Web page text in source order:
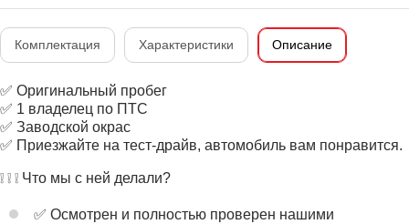
Комплектация Характеристики Описание
✅ Оригинальный пробег
✅ 1 владелец по ПТС
✅ Заводской окрас
✅ Приезжайте на тест-драйв, автомобиль вам понравится.
❕ ❕ ❕ Что мы с ней делали?
✅ Осмотрен и полностью проверен нашими